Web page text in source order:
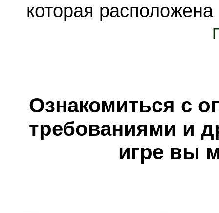
которая
Ознакомиться с
требованиями и
игре вы